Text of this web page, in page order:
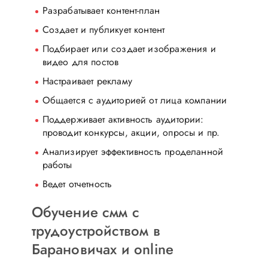
Разрабатывает контент-план
Создает и публикует контент
Подбирает или создает изображения и
видео для постов
Настраивает рекламу
Общается с аудиторией от лица компании
Поддерживает активность аудитории:
проводит конкурсы, акции, опросы и пр.
Анализирует эффективность проделанной
работы
Ведет отчетность
Обучение смм с
трудоустройством в
Барановичах и online